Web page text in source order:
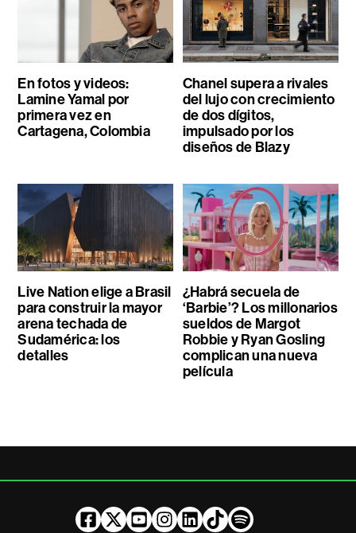
En fotos y videos:
Lamine Yamal por
primera vez en
Cartagena, Colombia
Chanel supera a rivales
del lujo con crecimiento
de dos dígitos,
impulsado por los
diseños de Blazy
Live Nation elige a Brasil
para construir la mayor
arena techada de
Sudamérica: los
detalles
¿Habrá secuela de
‘Barbie’? Los millonarios
sueldos de Margot
Robbie y Ryan Gosling
complican una nueva
película